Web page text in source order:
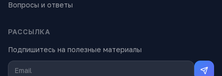
Вопросы и ответы
РАССЫЛКА
Подпишитесь на полезные материалы